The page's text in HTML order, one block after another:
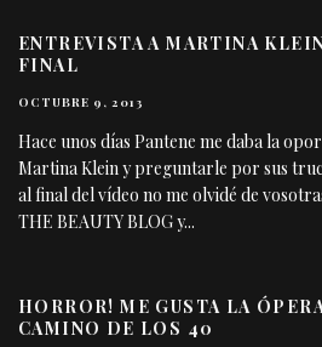
ENTREVISTA A MARTINA
FINAL
OCTUBRE 9, 2013
Hace unos días Pantene me daba la
Martina Klein y preguntarle por sus
al final del vídeo no me olvidé de
THE BEAUTY BLOG y...
HORROR! ME GUSTA LA
CAMINO DE LOS 40